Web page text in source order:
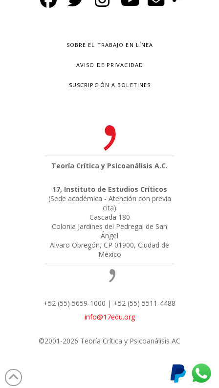
SOBRE EL TRABAJO EN LÍNEA
AVISO DE PRIVACIDAD
SUSCRIPCIÓN A BOLETINES
Teoría Crítica y Psicoanálisis A.C.
17, Instituto de Estudios Críticos
(Sede académica - Atención con previa
cita)
Cascada 180
Colonia Jardínes del Pedregal de San
Ángel
Alvaro Obregón, CP 01900, Ciudad de
México
+52 (55) 5659-1000 | +52 (55) 5511-4488
info@17edu.org
©2001-2026 Teoría Crítica y Psicoanálisis AC